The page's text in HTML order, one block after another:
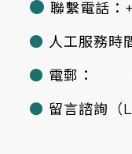
● 聯繫電話
● 人工服務時
● 電郵：
● 留言諮詢